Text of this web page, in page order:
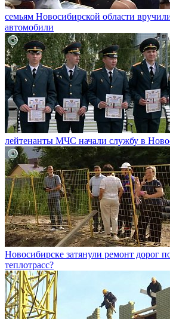
семьям Новосибирской области
автомобили
лейтенанты МЧС начали службу в
Новосибирске затянули ремонт дорог
теплотрасс?